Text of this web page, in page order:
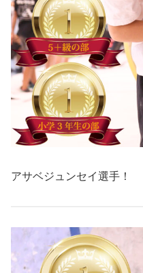
アサベジュンセイ選手！